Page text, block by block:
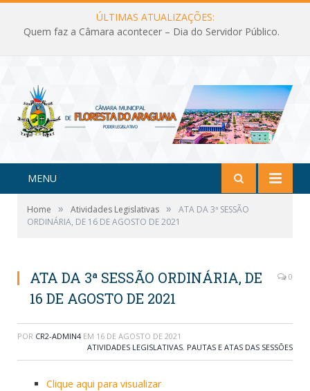
ÚLTIMAS ATUALIZAÇÕES:
Quem faz a Câmara acontecer – Dia do Servidor Público.
MENU
Home » Atividades Legislativas »
ATA DA 3ª SESSÃO
ORDINÁRIA, DE 16 DE AGOSTO DE 2021
ATA DA 3ª SESSÃO ORDINÁRIA, DE
16 DE AGOSTO DE 2021
0
POR CR2-ADMIN4 EM 16 DE AGOSTO DE 2021
ATIVIDADES LEGISLATIVAS, PAUTAS E ATAS DAS SESSÕES
Clique aqui para visualizar